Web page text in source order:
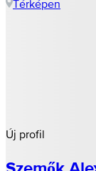
Térképen
Új profil